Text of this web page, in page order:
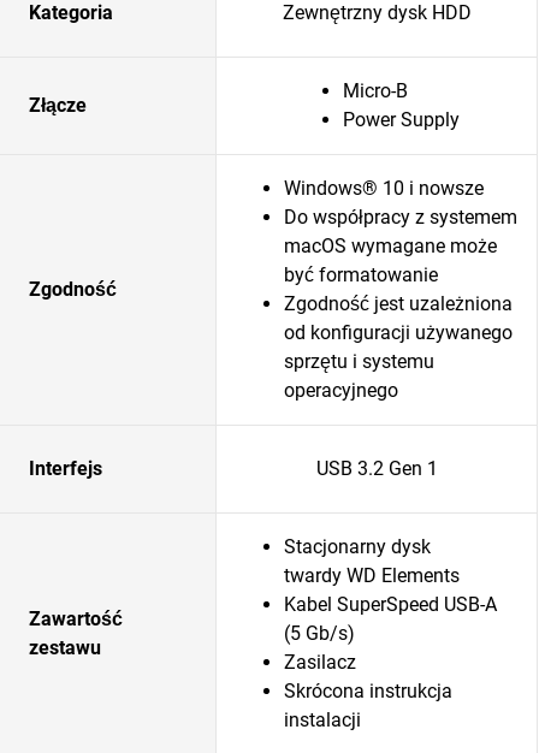
Kategoria Zewnętrzny dysk HDD
Złącze
Micro-B
Power Supply
Zgodność
Windows® 10 i nowsze
Do współpracy z systemem
macOS wymagane może
być formatowanie
Zgodność jest uzależniona
od konfiguracji używanego
sprzętu i systemu
operacyjnego
Interfejs USB 3.2 Gen 1
Zawartość
zestawu
Stacjonarny dysk
twardy WD Elements
Kabel SuperSpeed USB-A
(5 Gb/s)
Zasilacz
Skrócona instrukcja
instalacji